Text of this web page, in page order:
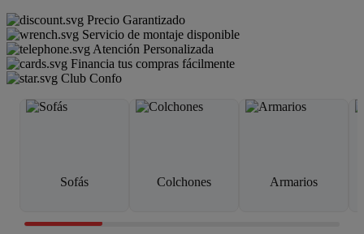
Precio Garantizado
Servicio de montaje disponible
Atención Personalizada
Financia tus compras fácilmente
Club Confo
Sofás Colchones Armarios